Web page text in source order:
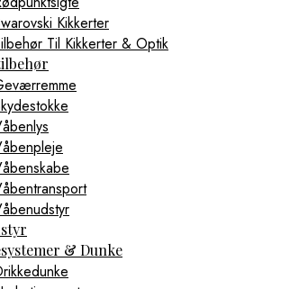
Kikkerter
Til Kikkerter & Optik
& Dunke